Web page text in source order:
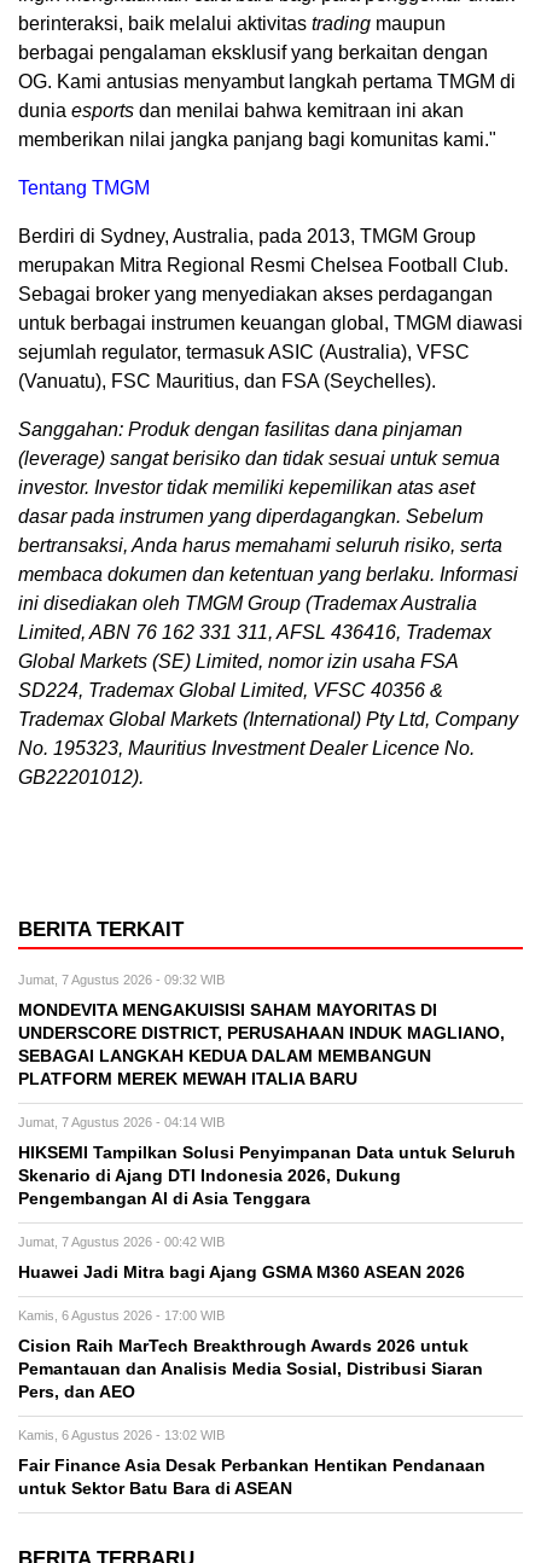
berinteraksi, baik melalui aktivitas trading maupun
berbagai pengalaman eksklusif yang berkaitan dengan
OG. Kami antusias menyambut langkah pertama TMGM di
dunia esports dan menilai bahwa kemitraan ini akan
memberikan nilai jangka panjang bagi komunitas kami."
Tentang TMGM
Berdiri di Sydney, Australia, pada 2013, TMGM Group
merupakan Mitra Regional Resmi Chelsea Football Club.
Sebagai broker yang menyediakan akses perdagangan
untuk berbagai instrumen keuangan global, TMGM diawasi
sejumlah regulator, termasuk ASIC (Australia), VFSC
(Vanuatu), FSC Mauritius, dan FSA (Seychelles).
Sanggahan: Produk dengan fasilitas dana pinjaman
(leverage) sangat berisiko dan tidak sesuai untuk semua
investor. Investor tidak memiliki kepemilikan atas aset
dasar pada instrumen yang diperdagangkan. Sebelum
bertransaksi, Anda harus memahami seluruh risiko, serta
membaca dokumen dan ketentuan yang berlaku. Informasi
ini disediakan oleh TMGM Group (Trademax Australia
Limited, ABN 76 162 331 311, AFSL 436416, Trademax
Global Markets (SE) Limited, nomor izin usaha FSA
SD224, Trademax Global Limited, VFSC 40356 &
Trademax Global Markets (International) Pty Ltd, Company
No. 195323, Mauritius Investment Dealer Licence No.
GB22201012).
BERITA TERKAIT
Jumat, 7 Agustus 2026 - 09:32 WIB
MONDEVITA MENGAKUISISI SAHAM MAYORITAS DI
UNDERSCORE DISTRICT, PERUSAHAAN INDUK MAGLIANO,
SEBAGAI LANGKAH KEDUA DALAM MEMBANGUN
PLATFORM MEREK MEWAH ITALIA BARU
Jumat, 7 Agustus 2026 - 04:14 WIB
HIKSEMI Tampilkan Solusi Penyimpanan Data untuk Seluruh
Skenario di Ajang DTI Indonesia 2026, Dukung
Pengembangan AI di Asia Tenggara
Jumat, 7 Agustus 2026 - 00:42 WIB
Huawei Jadi Mitra bagi Ajang GSMA M360 ASEAN 2026
Kamis, 6 Agustus 2026 - 17:00 WIB
Cision Raih MarTech Breakthrough Awards 2026 untuk
Pemantauan dan Analisis Media Sosial, Distribusi Siaran
Pers, dan AEO
Kamis, 6 Agustus 2026 - 13:02 WIB
Fair Finance Asia Desak Perbankan Hentikan Pendanaan
untuk Sektor Batu Bara di ASEAN